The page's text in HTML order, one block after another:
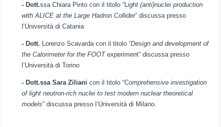
- Dott.ssa Chiara Pinto con il titolo “Light (anti)nuclei production
with ALICE at the Large Hadron Collider” discussa presso
l’Università di Catania
- Dott. Lorenzo Scavarda con il titolo “Design and development of
the Calorimeter for the FOOT experiment” discussa presso
l’Università di Torino
- Dott.ssa Sara Ziliani con il titolo “Comprehensive investigation
of light neutron-rich nuclei to test modern nuclear theoretical
models” discussa presso l’Università di Milano.